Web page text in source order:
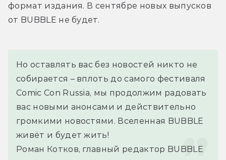
формат издания. В сентябре новых выпусков
от BUBBLE не будет.
Но оставлять вас без новостей никто не
собирается – вплоть до самого фестиваля
Comic Con Russia, мы продолжим радовать
вас новыми анонсами и действительно
громкими новостями. Вселенная BUBBLE
живёт и будет жить!
Роман Котков, главный редактор BUBBLE